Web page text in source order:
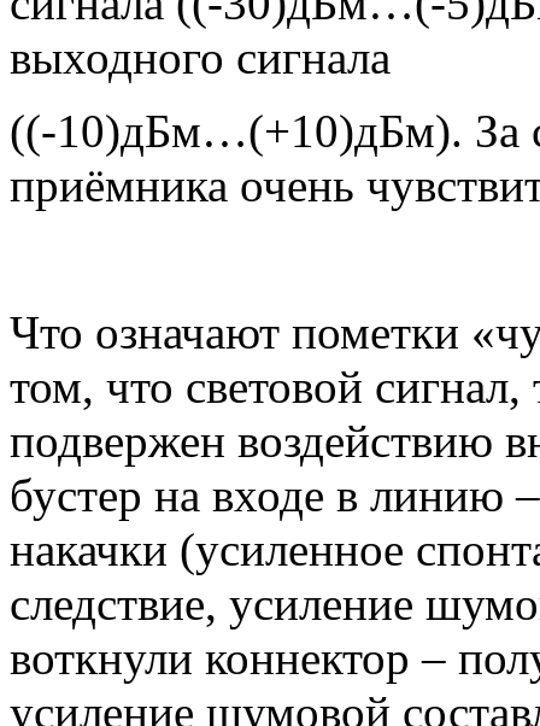
выходного сигнала
((-10)дБм…(+10)дБм). За
приёмника очень
Что означают пометки
том, что световой
подвержен воздействию
бустер на входе в линию
накачки (усиленное
следствие, усиление
воткнули коннектор –
усиление шумовой